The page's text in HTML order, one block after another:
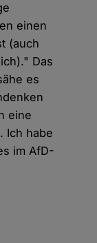
einen
(auch
Das
es
eine
Ich habe
im AfD-